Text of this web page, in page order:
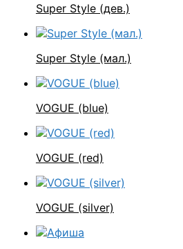
Super Style (дев.)
Super Style (мал.)
VOGUE (blue)
VOGUE (red)
VOGUE (silver)